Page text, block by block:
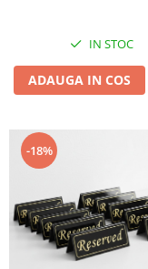
IN STOC
ADAUGA IN COS
-18%